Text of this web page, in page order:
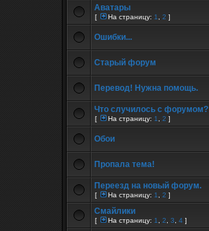
Аватары
[ На страницу: 1 2 ]
Ошибки...
Старый форум
Перевод! Нужна помощь.
Что случилось с форумом?
[ На страницу: 1 2 ]
Обои
Пропала тема!
Переезд на новый форум.
[ На страницу: 1 2 ]
Смайлики
[ На страницу: 1 2 3 4 ]